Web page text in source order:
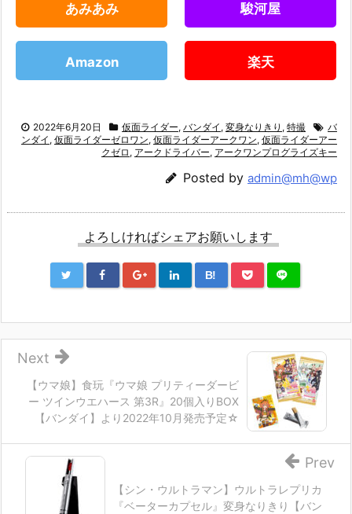
あみあみ 駿河屋
Amazon 楽天
2022年6月20日 仮面ライダー, バンダイ , 変身なりきり , 特撮
バ
ンダイ , 仮面ライダーゼロワン, 仮面ライダーアークワン, 仮面ライダーアー
クゼロ , アークドライバー, アークワンプログライズキー
Posted by admin@mh@wp
よろしければシェアお願いします
B!
【ウマ娘】食玩『ウマ娘 プリティーダービ
ー ツインウエハース 第3R』20個入りBOX
【バンダイ】より2022年10月発売予定☆
Next
【シン・ウルトラマン】ウルトラレプリカ
『ベーターカプセル』変身なりきり【バン
Prev